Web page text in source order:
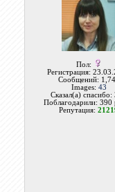
Пол:
Регистрация:
Сообщений:
Images: 43
Сказал(а) спасибо:
Поблагодарили: 390
Репутация: